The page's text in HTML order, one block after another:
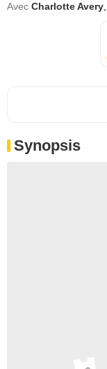
Avec Charlotte Avery
Synopsis